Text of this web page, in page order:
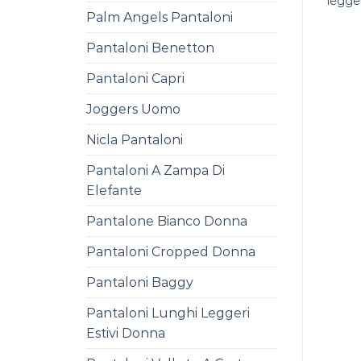
Palm Angels Pantaloni
Pantaloni Benetton
Pantaloni Capri
Joggers Uomo
Nicla Pantaloni
Pantaloni A Zampa Di
Elefante
Pantalone Bianco Donna
Pantaloni Cropped Donna
Pantaloni Baggy
Pantaloni Lunghi Leggeri
Estivi Donna